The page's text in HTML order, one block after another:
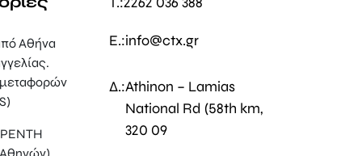
Αθήνα
ΡΕΝΤΗ
E.:info@ctx.gr
Δ.:Athinon – Lamias
National Rd (58th km,
320 09